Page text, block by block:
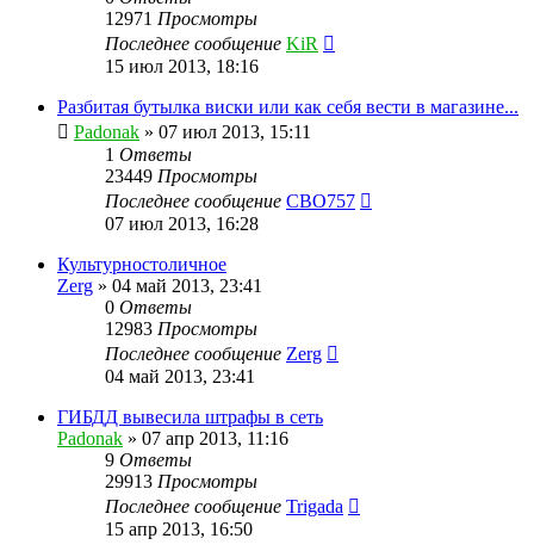
12971 Просмотры
Последнее сообщение KiR
15 июл 2013, 18:16
Разбитая бутылка виски или как себя вести в магазине...
Padonak » 07 июл 2013, 15:11
1 Ответы
23449 Просмотры
Последнее сообщение CBO757
07 июл 2013, 16:28
Культурностоличное
Zerg » 04 май 2013, 23:41
0 Ответы
12983 Просмотры
Последнее сообщение Zerg
04 май 2013, 23:41
ГИБДД вывесила штрафы в сеть
Padonak » 07 апр 2013, 11:16
9 Ответы
29913 Просмотры
Последнее сообщение Trigada
15 апр 2013, 16:50